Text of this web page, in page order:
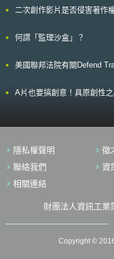
之資金籌措 5.將技術控股公司本身擁有之技術移轉或事業化後給子公司，及
協助子公司將其技術移轉、事業化 6.子公司之宣傳、教育訓練、行銷
技術園區或校區內設置營運之企業及研究
術事業化，組成投資基金 10.中介該產業教育機構或研究機構擁有之技術移
轉至企業並事業化 11.對該產業教育機構和子公司以外之其它產業教育機構
之產學合作團應將從技術控股
大學共有17間[4]，其所成立之
大學、韓國科學技術院
Technology, KAIST) 、加圖立
術控股公司的申請準備。 參、事件評析 一、技術控股公司制度目的在於促
進技術移轉及商品化，以控股收益再投
術控股公司的法律依據。相較
移轉至企業，從企業獲得單純
為技術控股公司設立目的在於
轉業務，更得將技術予以商品
既有技術得予以追加開發。如
響，包含： 隨著5G網路軟體發展，攻擊者有更多潛在切入點；與軟體有關
容易將惡意軟件植入後門，且難以被發現。 對單一供
變措施等。 隨著5G網絡作為許多關鍵資通訊應用的骨幹，對5G網路可用
最大的網路安全挑戰。
二次創作影片是否侵害著作
何謂「監理沙盒」？
美國聯邦法院有關Defend
A片也要搞創意！具原創性
隱私權聲明 徵
聯絡我們
資
相關連結
財團法人資訊工
Copyright ©